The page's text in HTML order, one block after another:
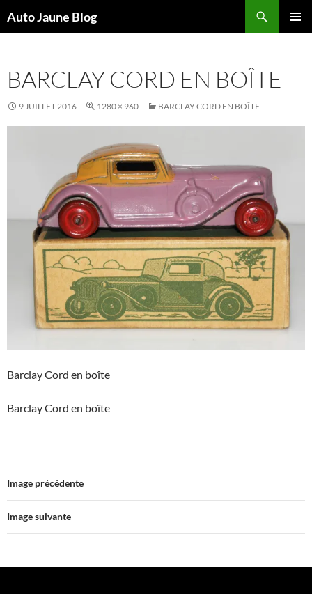
Auto Jaune Blog
BARCLAY CORD EN BOÎTE
9 JUILLET 2016 1280 × 960 BARCLAY CORD EN BOÎTE
Barclay Cord en boîte
Barclay Cord en boîte
Image précédente
Image suivante